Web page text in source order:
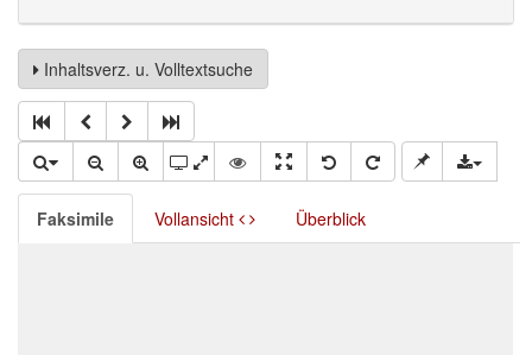
Inhaltsverz. u. Volltextsuche
Faksimile Vollansicht Überblick